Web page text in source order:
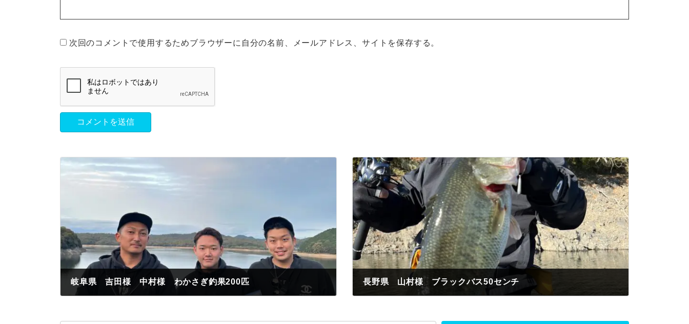
次回のコメントで使用するためブラウザーに自分の名前、メールアドレス、サイトを保存する。
岐阜県 吉田様 中村様 わかさぎ釣果200匹 長野県 山村様 ブラックバス50センチ